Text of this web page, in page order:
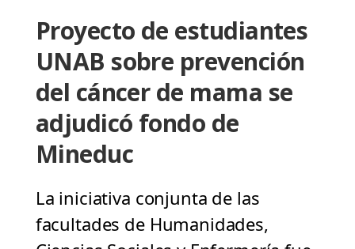
Proyecto de estudiantes
UNAB sobre prevención
del cáncer de mama se
adjudicó fondo de
Mineduc
La iniciativa conjunta de las
facultades de Humanidades,